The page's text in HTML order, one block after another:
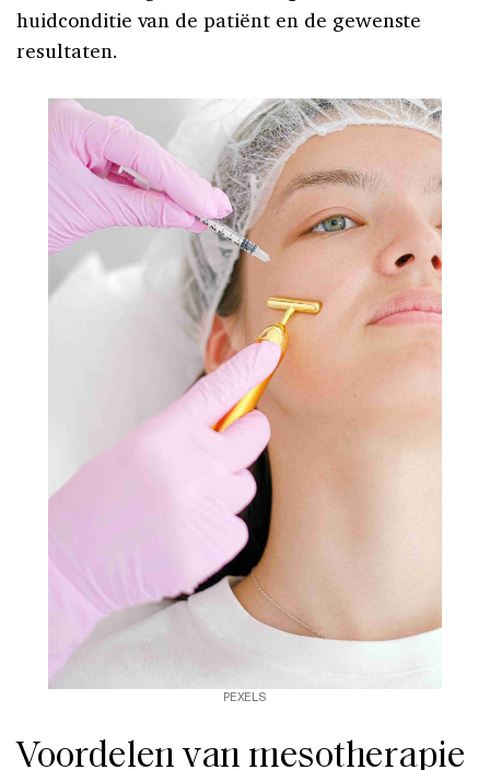
huidconditie van de patiënt en de gewenste
resultaten.
PEXELS
Voordelen van mesotherapie